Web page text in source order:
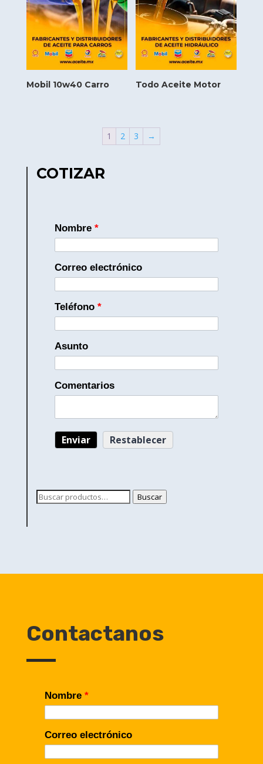
Mobil 10w40 Carro Todo Aceite Motor
1 2 3 →
COTIZAR
Nombre *
Correo electrónico
Teléfono *
Asunto
Comentarios
Buscar
Buscar
Contactanos
Nombre *
Correo electrónico